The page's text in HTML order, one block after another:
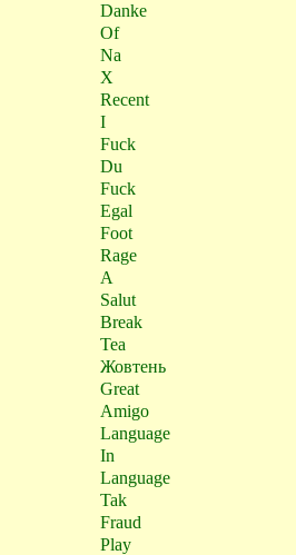
Danke
Of
Na
X
Recent
I
Fuck
Du
Fuck
Egal
Foot
Rage
A
Salut
Break
Tea
Жовтень
Great
Amigo
Language
In
Language
Tak
Fraud
Play